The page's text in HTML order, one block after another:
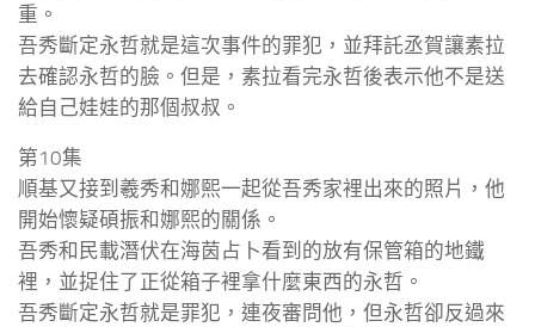
重。
吾秀斷定永哲就是這次事件的罪犯，並拜託丞賀讓素拉
去確認永哲的臉。但是，素拉看完永哲後表示他不是送
給自己娃娃的那個叔叔。
第10集
順基又接到羲秀和娜熙一起從吾秀家裡出來的照片，他
開始懷疑碩振和娜熙的關係。
吾秀和民載潛伏在海茵占卜看到的放有保管箱的地鐵
裡，並捉住了正從箱子裡拿什麼東西的永哲。
吾秀斷定永哲就是罪犯，連夜審問他，但永哲卻反過來